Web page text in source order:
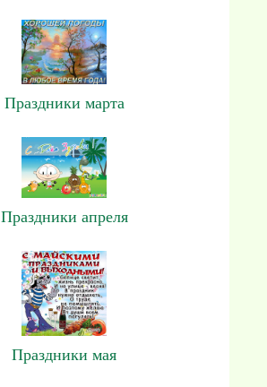
Праздники марта
Праздники апреля
Праздники мая